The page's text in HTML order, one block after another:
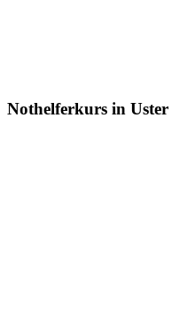
Nothelferkurs in Uster